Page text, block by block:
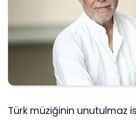
Türk müziğinin unutulmaz